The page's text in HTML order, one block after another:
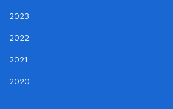
2023
2022
2021
2020